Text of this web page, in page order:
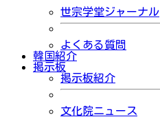
世宗学堂ジャーナル
よくある質問
韓国紹介
掲示板
掲示板紹介
文化院ニュース